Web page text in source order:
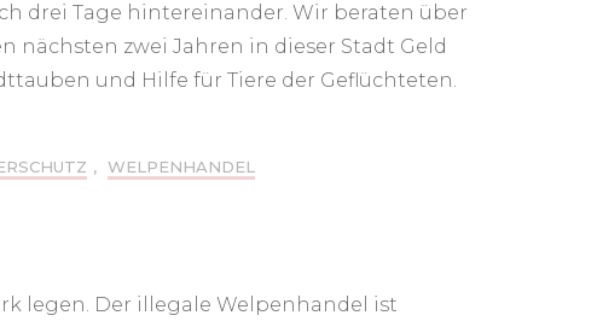
drei Tage hintereinander. Wir beraten über
nächsten zwei Jahren in dieser Stadt Geld
und Hilfe für Tiere der Geflüchteten.
, WELPENHANDEL
legen. Der illegale Welpenhandel ist